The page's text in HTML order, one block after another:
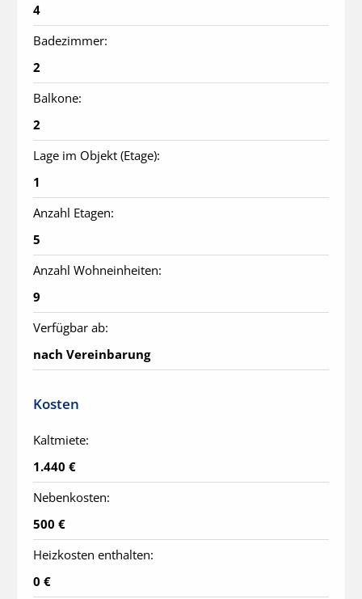
4
Badezimmer:
2
Balkone:
2
Lage im Objekt (Etage):
1
Anzahl Etagen:
5
Anzahl Wohneinheiten:
9
Verfügbar ab:
nach Vereinbarung
Kosten
Kaltmiete:
1.440 €
Nebenkosten:
500 €
Heizkosten enthalten:
0 €